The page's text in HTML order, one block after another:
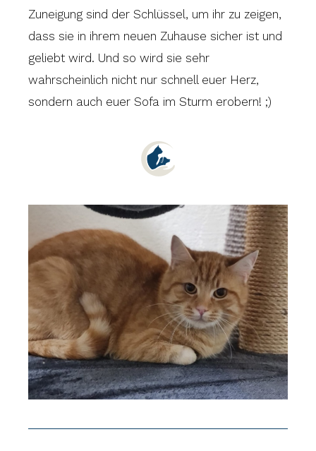
Zuneigung sind der Schlüssel, um ihr zu zeigen,
dass sie in ihrem neuen Zuhause sicher ist und
geliebt wird. Und so wird sie sehr
wahrscheinlich nicht nur schnell euer Herz,
sondern auch euer Sofa im Sturm erobern! ;)